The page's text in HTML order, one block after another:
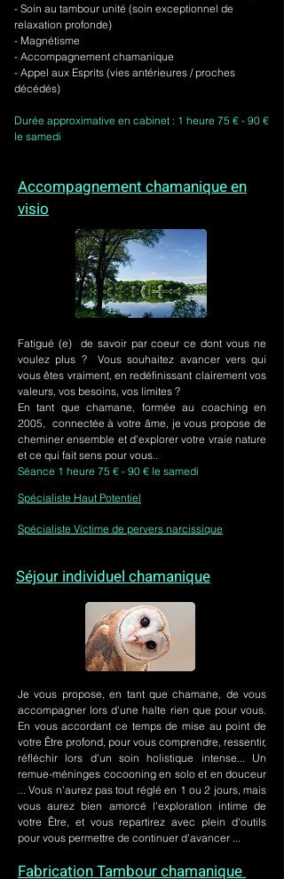
- Soin au tambour unité (soin exceptionnel de
relaxation profonde)
- Magnétisme
- Accompagnement chamanique
- Appel aux Esprits (vies antérieures / proches
décédés)
Durée approximative en cabinet : 1 heure 75 € - 90 €
le samedi
Accompagnement chamanique en
visio
Fatigué (e) de savoir par coeur ce dont vous ne
voulez plus ? Vous souhaitez avancer vers qui
vous êtes vraiment, en redéfinissant clairement vos
valeurs, vos besoins, vos limites ?
En tant que chamane, formée au coaching en
2005, connectée à votre âme, je vous propose de
cheminer ensemble et d'explorer votre vraie nature
et ce qui fait sens pour vous..
Séance 1 heure 75 € - 90 € le samedi
Spécialiste Haut Potentiel
Spécialiste Victime de pervers narcissique
Séjour individuel chamanique
Je vous propose, en tant que chamane, de vous
accompagner lors d'une halte rien que pour vous.
En vous accordant ce temps de mise au point de
votre Être profond, pour vous comprendre, ressentir,
réfléchir lors d'un soin holistique intense... Un
remue-méninges cocooning en solo et en douceur
... Vous n'aurez pas tout réglé en 1 ou 2 jours, mais
vous aurez bien amorcé l'exploration intime de
votre Être, et vous repartirez avec plein d'outils
pour vous permettre de continuer d'avancer ...
Fabrication Tambour chamanique